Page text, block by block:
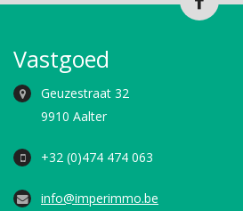
Vastgoed
Geuzestraat 32
9910 Aalter
+32 (0)474 474 063
info@imperimmo.be